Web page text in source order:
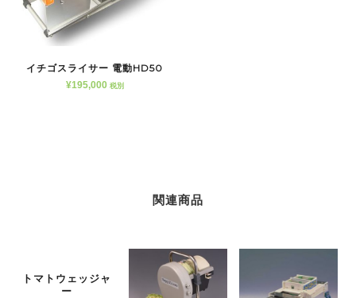
イチゴスライサー 電動HD50
¥195,000 税別
関連商品
トマトウェッジャ
ー